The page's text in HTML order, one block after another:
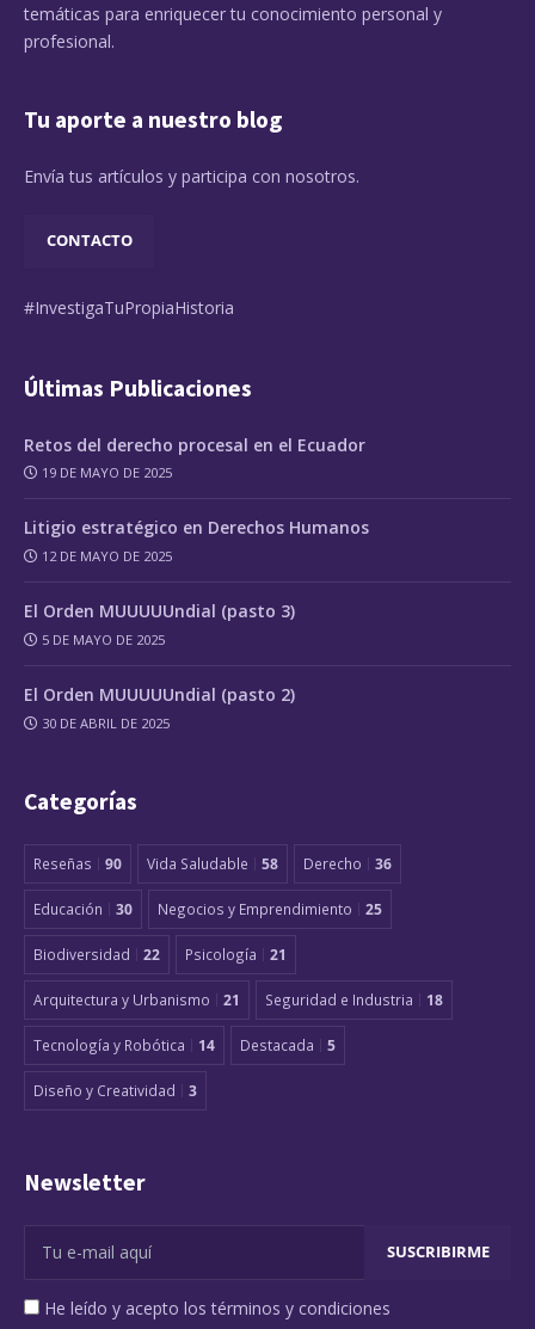
temáticas para enriquecer tu conocimiento personal y
profesional.
Tu aporte a nuestro blog
Envía tus artículos y participa con nosotros.
CONTACTO
#InvestigaTuPropiaHistoria
Últimas Publicaciones
Retos del derecho procesal en el Ecuador
19 DE MAYO DE 2025
Litigio estratégico en Derechos Humanos
12 DE MAYO DE 2025
El Orden MUUUUUndial (pasto 3)
5 DE MAYO DE 2025
El Orden MUUUUUndial (pasto 2)
30 DE ABRIL DE 2025
Categorías
Reseñas 90 Vida Saludable 58 Derecho 36
Educación 30 Negocios y Emprendimiento 25
Biodiversidad 22 Psicología 21
Arquitectura y Urbanismo 21 Seguridad e Industria 18
Tecnología y Robótica 14 Destacada 5
Diseño y Creatividad 3
Newsletter
He leído y acepto los términos y condiciones